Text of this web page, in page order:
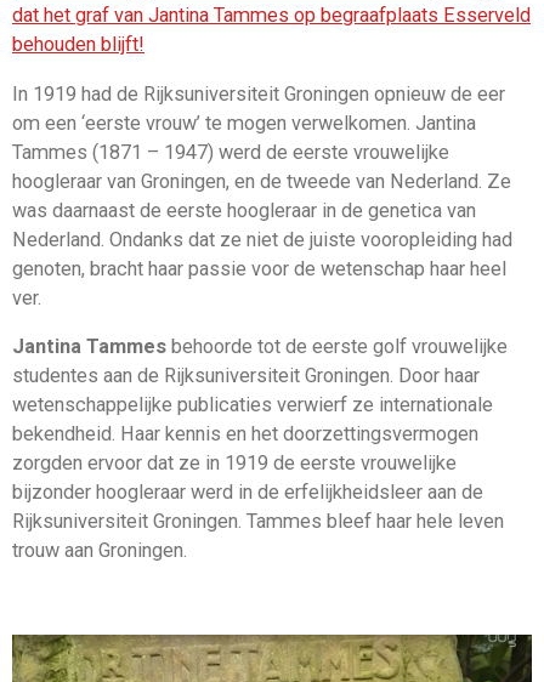
dat het graf van Jantina Tammes op begraafplaats Esserveld
behouden blijft!
In 1919 had de Rijksuniversiteit Groningen opnieuw de eer
om een ‘eerste vrouw’ te mogen verwelkomen. Jantina
Tammes (1871 – 1947) werd de eerste vrouwelijke
hoogleraar van Groningen, en de tweede van Nederland. Ze
was daarnaast de eerste hoogleraar in de genetica van
Nederland. Ondanks dat ze niet de juiste vooropleiding had
genoten, bracht haar passie voor de wetenschap haar heel
ver.
Jantina Tammes behoorde tot de eerste golf vrouwelijke
studentes aan de Rijksuniversiteit Groningen. Door haar
wetenschappelijke publicaties verwierf ze internationale
bekendheid. Haar kennis en het doorzettingsvermogen
zorgden ervoor dat ze in 1919 de eerste vrouwelijke
bijzonder hoogleraar werd in de erfelijkheidsleer aan de
Rijksuniversiteit Groningen. Tammes bleef haar hele leven
trouw aan Groningen.